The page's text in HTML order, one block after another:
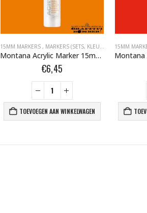
,MARKERS BOMBER.NL, MONTANA ACRYLIC MARKERS
15MM MARKERS , MARKERS (SETS, KLEUR, EMPTY) ,
Montana Acrylic Marker 15mm S2010 Orange 323157
€6,45
TOEVOEGEN AAN WINKELWAGEN
15MM